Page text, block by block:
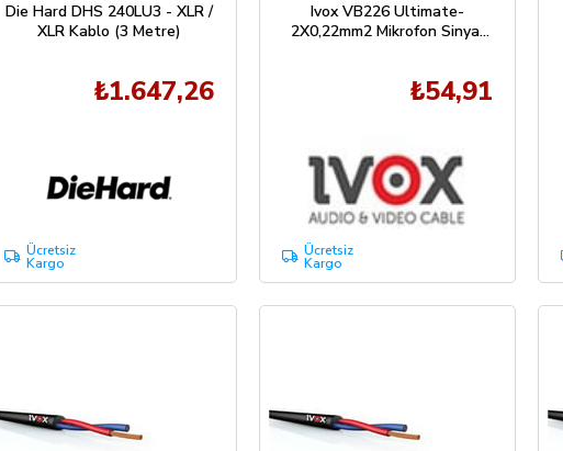
Die Hard DHS 240LU3 - XLR /
XLR Kablo (3 Metre)
₺1.647,26
Ücretsiz
Kargo
Ivox VB226 Ultimate-
2X0,22mm2 Mikrofon Sinyal
₺54,91
Ücretsiz
Kargo